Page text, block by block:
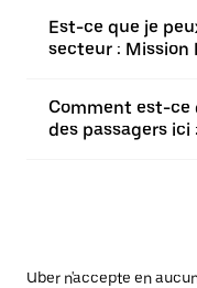
Est-ce que je
secteur : Mission
Comment est-ce
des passagers ici
Uber n'accepte en